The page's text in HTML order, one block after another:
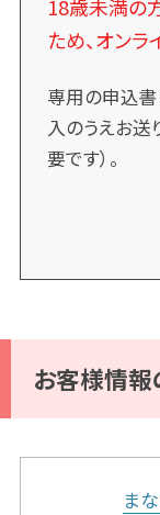
18歳未満の
ため、オン
専用の申込書
入のうえお送
要です）。
お客様情報
ま